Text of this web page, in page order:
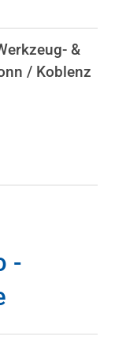
&
/ Koblenz
-